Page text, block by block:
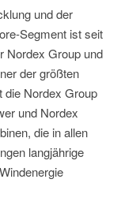
und der
Segment ist seit
Nordex Group und
der größten
die Nordex Group
und Nordex
die in allen
langjährige